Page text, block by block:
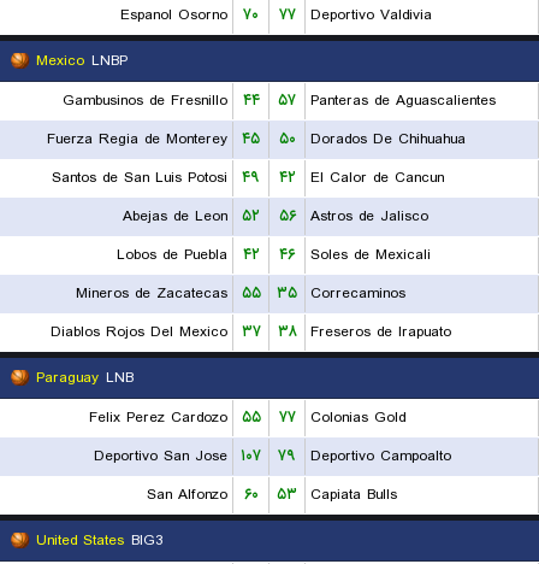
Espanol Osorno
۷۰ ۷۷
Deportivo Valdivia
Mexico LNBP
Gambusinos de Fresnillo
۴۴ ۵۷
Panteras de Aguascalientes
Fuerza Regia de Monterey
۴۵ ۵۰
Dorados De Chihuahua
Santos de San Luis Potosi
۴۹ ۴۲
El Calor de Cancun
Abejas de Leon
۵۲ ۵۶
Astros de Jalisco
Lobos de Puebla
۴۲ ۴۶
Soles de Mexicali
Mineros de Zacatecas
۵۵ ۳۵
Correcaminos
Diablos Rojos Del Mexico
۳۷ ۳۸
Freseros de Irapuato
Paraguay LNB
Felix Perez Cardozo
۵۵ ۷۷
Colonias Gold
Deportivo San Jose ۱۰۷ ۷۹
Deportivo Campoalto
San Alfonzo
۶۰ ۵۳
Capiata Bulls
United States BIG3